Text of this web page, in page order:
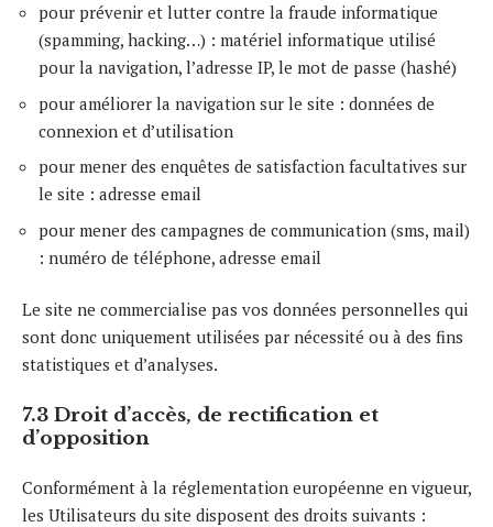
pour prévenir et lutter contre la fraude informatique
(spamming, hacking…) : matériel informatique utilisé
pour la navigation, l’adresse IP, le mot de passe (hashé)
pour améliorer la navigation sur le site : données de
connexion et d’utilisation
pour mener des enquêtes de satisfaction facultatives sur
le site : adresse email
pour mener des campagnes de communication (sms, mail)
: numéro de téléphone, adresse email
Le site ne commercialise pas vos données personnelles qui
sont donc uniquement utilisées par nécessité ou à des fins
statistiques et d’analyses.
7.3 Droit d’accès, de rectification et
d’opposition
Conformément à la réglementation européenne en vigueur,
les Utilisateurs du site disposent des droits suivants :